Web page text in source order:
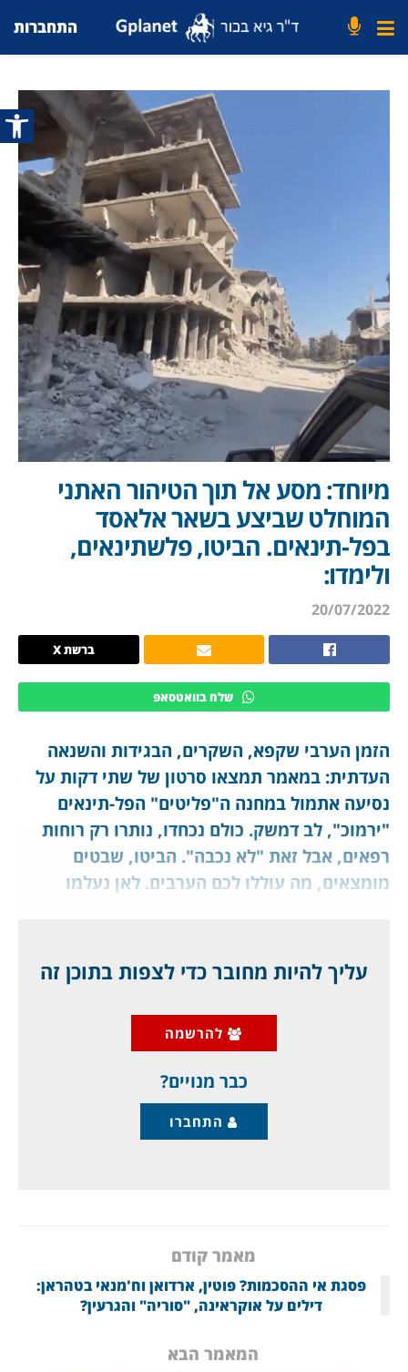
פתח
התחברות
מיוחד: מסע אל תוך הטיהור האתני
המוחלט שביצע בשאר אלאסד
בפל-תינאים. הביטו, פלשתינאים,
ולימדו:
20/07/2022
ברשת X
שלח בוואטסאפ
הזמן הערבי שקפא, השקרים, הבגידות והשנאה
העדתית: במאמר תמצאו סרטון של שתי דקות על
נסיעה אתמול במחנה ה"פליטים" הפל-תינאים
"ירמוכ", לב דמשק. כולם נכחדו, נותרו רק רוחות
רפאים, אבל זאת "לא נכבה". הביטו, שבטים
מומצאים, מה עוללו לכם הערבים. לאן נעלמו
(2011), ועכשיו הוא חרב כולו? איזו נקמה נוראה,
מיוחד לחברי ג'יפלאנט.
משטר בשאר אלאסד פושט יד ורגל, אין לו יכולת
עליך להיות מחובר כדי לצפות בתוכן זה
להרשמה
כבר מנויים?
התחברו
מאמר קודם
פסגת אי ההסכמות? פוטין, ארדואן וח'מנאי בטהראן:
דילים על אוקראינה, "סוריה" והגרעין?
המאמר הבא